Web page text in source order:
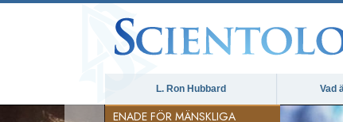
L. Ron Hubbard Vad
ENADE FÖR MÄNSKLIGA